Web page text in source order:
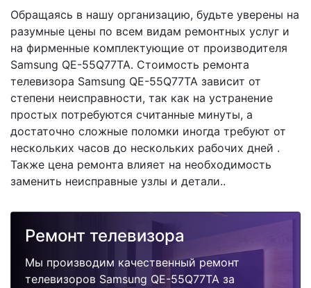
Обращаясь в нашу организацию, будьте уверены на
разумные цены по всем видам ремонтных услуг и
на фирменные комплектующие от производителя
Samsung QE-55Q77TA. Стоимость ремонта
телевизора Samsung QE-55Q77TA зависит от
степени неисправности, так как на устранение
простых потребуются считанные минуты, а
достаточно сложные поломки иногда требуют от
нескольких часов до нескольких рабочих дней .
Также цена ремонта влияет на необходимость
заменить неисправные узлы и детали..
Ремонт телевизора
Мы производим качественный ремонт
телевизоров Samsung QE-55Q77TA за